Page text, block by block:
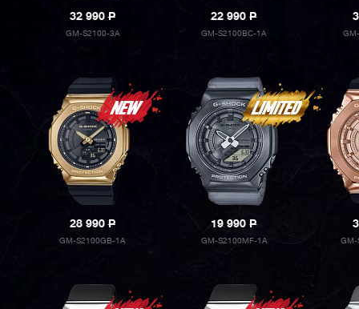
32 990P
GM-S2100-3A
22 990P
GM-S2100BC-1A
28 990P
GM-S2100GB-1A
19 990P
GM-S2100MF-1A GM-